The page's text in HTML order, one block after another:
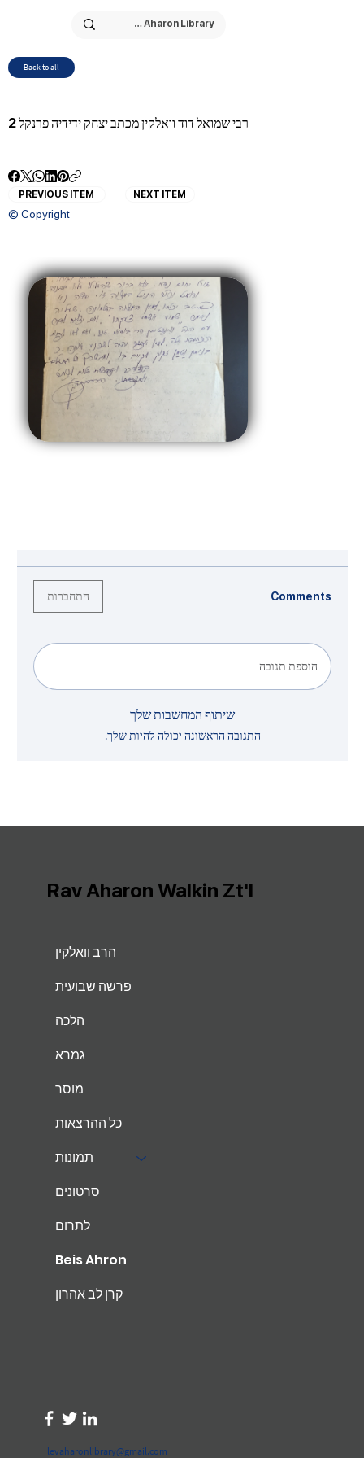
Back to all
רבי שמואל דוד וואלקין מכתב יצחק ידידיה פרנקל 2
PREVIOUS ITEM NEXT ITEM
© Copyright
Comments התחברות
הוספת תגובה
שיתוף המחשבות שלך
התגובה הראשונה יכולה להיות שלך.
הרב וואלקין
פרשה שבועית
הלכה
גמרא
מוסר
כל ההרצאות
תמונות
סרטונים
לתרום
Beis Ahron
קרן לב אהרון
levaharonlibrary@gmail.com
Rav Aharon Walkin Zt'l